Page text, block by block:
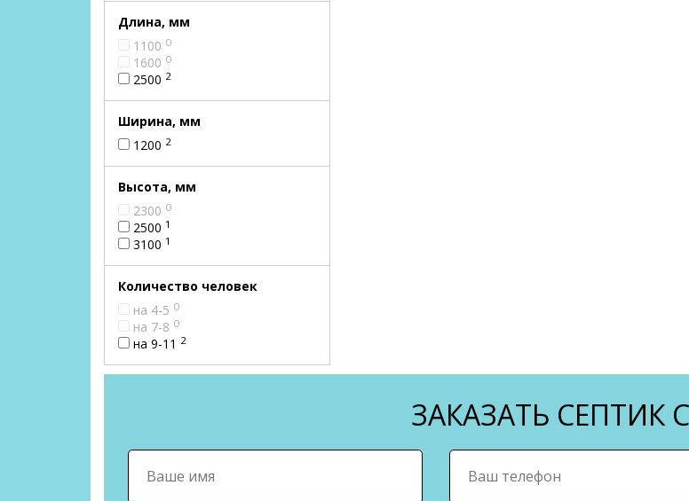
Длина, мм
1100 0
1600 0
2500 2
Ширина, мм
1200 2
Высота, мм
2300 0
2500 1
3100 1
Количество человек
на 4-5 0
на 7-8 0
на 9-11 2
ЗАКАЗАТЬ СЕПТИК